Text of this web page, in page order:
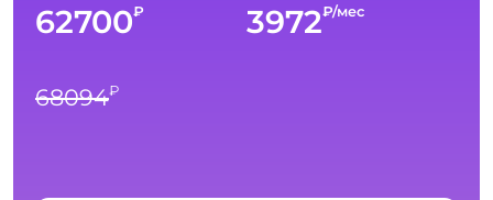
62700₽
68094₽
3972₽/мес